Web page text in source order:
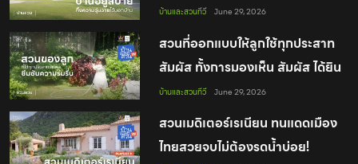
บ้านและสวนทีวี June 29, 2026
สวนที่ออกแบบให้ลูกใช้ทุกประสาท
สัมผัส ทั้งการมองเห็น สัมผัส ได้ยิน
ซึมซับความร่มรื่น
บ้านและสวนทีวี June 29, 2026
สวนเมดิเตอร์เรเนียน ทนแดดเมือง
ไทยสวยจบไม่ต้องรดน้ำบ่อย!